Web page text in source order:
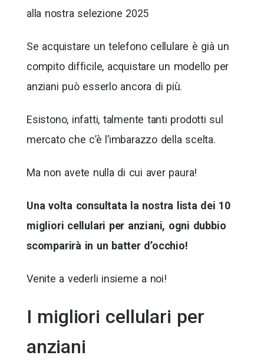
alla nostra selezione 2025
Se acquistare un telefono cellulare è già un
compito difficile, acquistare un modello per
anziani può esserlo ancora di più.
Esistono, infatti, talmente tanti prodotti sul
mercato che c’è l’imbarazzo della scelta.
Ma non avete nulla di cui aver paura!
Una volta consultata la nostra lista dei 10
migliori cellulari per anziani, ogni dubbio
scomparirà in un batter d’occhio!
Venite a vederli insieme a noi!
I migliori cellulari per
anziani